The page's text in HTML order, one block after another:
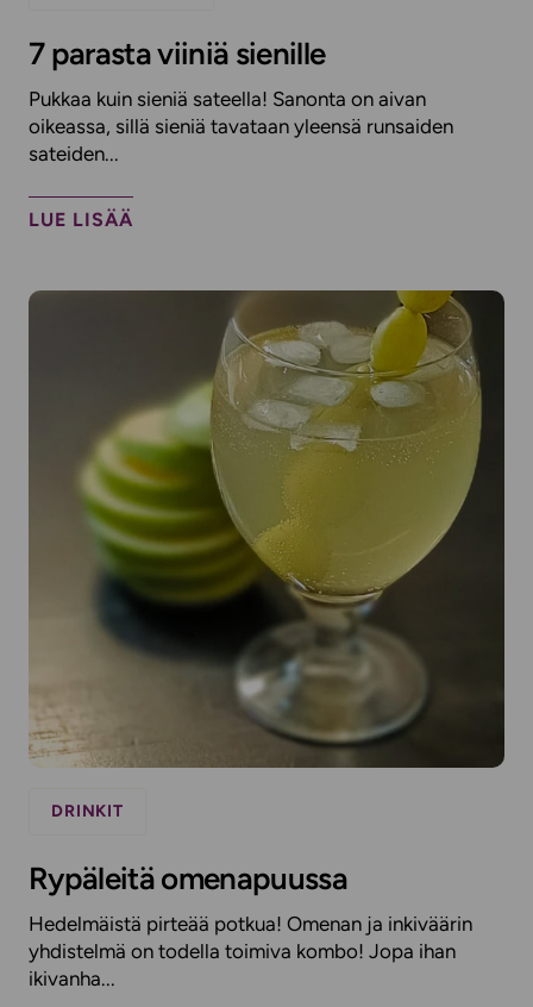
7 parasta viiniä sienille
Pukkaa kuin sieniä sateella! Sanonta on aivan
oikeassa, sillä sieniä tavataan yleensä runsaiden
sateiden...
LUE LISÄÄ
DRINKIT
Rypäleitä omenapuussa
Hedelmäistä pirteää potkua! Omenan ja inkiväärin
yhdistelmä on todella toimiva kombo! Jopa ihan
ikivanha...